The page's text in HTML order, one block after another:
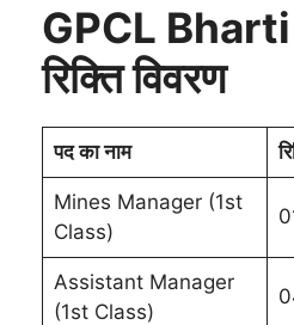
GPCL
रिक्ति विवरण
पद का नाम
Mines Manager (1st
Class)
Assistant Manager
(1st Class)